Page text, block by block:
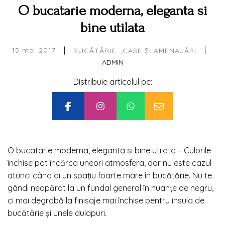
O bucatarie moderna, eleganta si
bine utilata
15 mai 2017 | BUCĂTĂRIE CASE ȘI AMENAJĂRI |
ADMIN
Distribuie articolul pe:
O bucatarie moderna, eleganta si bine utilata – Culorile
închise pot încărca uneori atmosfera, dar nu este cazul
atunci când ai un spațiu foarte mare în bucătărie. Nu te
gândi neapărat la un fundal general în nuanțe de negru,
ci mai degrabă la finisaje mai închise pentru insula de
bucătărie și unele dulapuri.